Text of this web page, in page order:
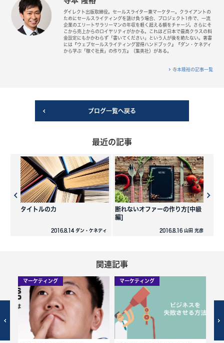
ダイレクト出版取締役。セールスライター兼マーケター。クライアントの
ためにセールスライティングを請け負う場合、プロジェクト1件で、一流
企業のエリートサラリーマンの年収を軽く超える額をチャージ。さらにそ
こから売上からのロイヤリティがかかる。これほど日本で最高クラスの料
金設定にもかかわらず「書いてください」という人が後を絶たない。著書
には『ウェブセールスライティング習得ハンドブック』『ダン・ケネディ
から学ぶ「稼ぐ社長」の作り方』（集英社）がある。
寺本隆裕の記事一覧
ブログ一覧へ戻る
最近の記事
タイトルの力
2016.8.14 ダン・ケネディ
断れないオファーの作り方[中級
編]
2016.8.16 山田 光彦
関連記事
マーケティング マーケティング